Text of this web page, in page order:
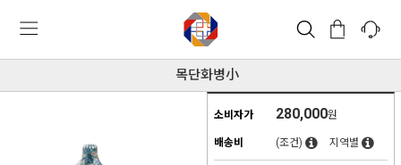
목단화병小
소비자가 280,000원
배송비 (조건) 지역별